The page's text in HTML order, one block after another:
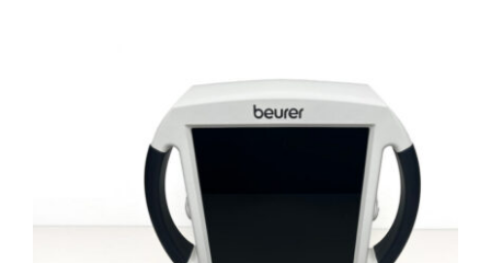
Infrarot-Wärmestrahler Beurer IL 50